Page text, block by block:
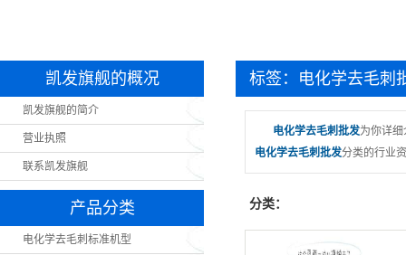
毛
一
凯发旗舰的概况
凯发旗舰的简介
营业执照
联系凯发旗舰
产品分类
电化学去毛刺标准机型
标签：电化学去毛刺
电化学去毛刺批发为你详细
电化学去毛刺批发分类的行业
分类：